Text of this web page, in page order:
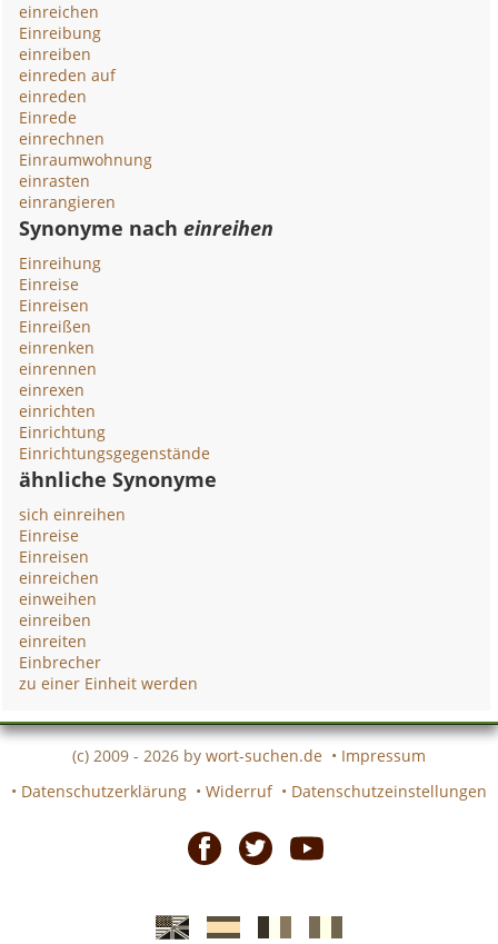
einreichen
Einreibung
einreiben
einreden auf
einreden
Einrede
einrechnen
Einraumwohnung
einrasten
einrangieren
Synonyme nacheinreihen
Einreihung
Einreise
Einreisen
Einreißen
einrenken
einrennen
einrexen
einrichten
Einrichtung
Einrichtungsgegenstände
ähnliche Synonyme
sich einreihen
Einreise
Einreisen
einreichen
einweihen
einreiben
einreiten
Einbrecher
zu einer Einheit werden
(c) 2009 - 2026 by wort-suchen.de • Impressum
• Datenschutzerklärung • Widerruf • Datenschutzeinstellungen